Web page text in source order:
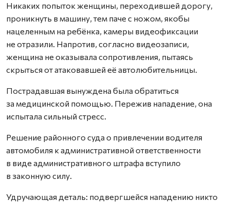
Никаких попыток женщины, переходившей дорогу,
проникнуть в машину, тем паче с ножом, якобы
нацеленным на ребёнка, камеры видеофиксации
не отразили. Напротив, согласно видеозаписи,
женщина не оказывала сопротивления, пытаясь
скрыться от атаковавшей её автолюбительницы.
Пострадавшая вынуждена была обратиться
за медицинской помощью. Пережив нападение, она
испытала сильный стресс.
Решение районного суда о привлечении водителя
автомобиля к административной ответственности
в виде административного штрафа вступило
в законную силу.
Удручающая деталь: подвергшейся нападению никто